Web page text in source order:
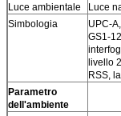
Luce ambientale
Luce
Simbologia
UPC-
GS1-
livello
RSS,
Parametro
dell'ambiente